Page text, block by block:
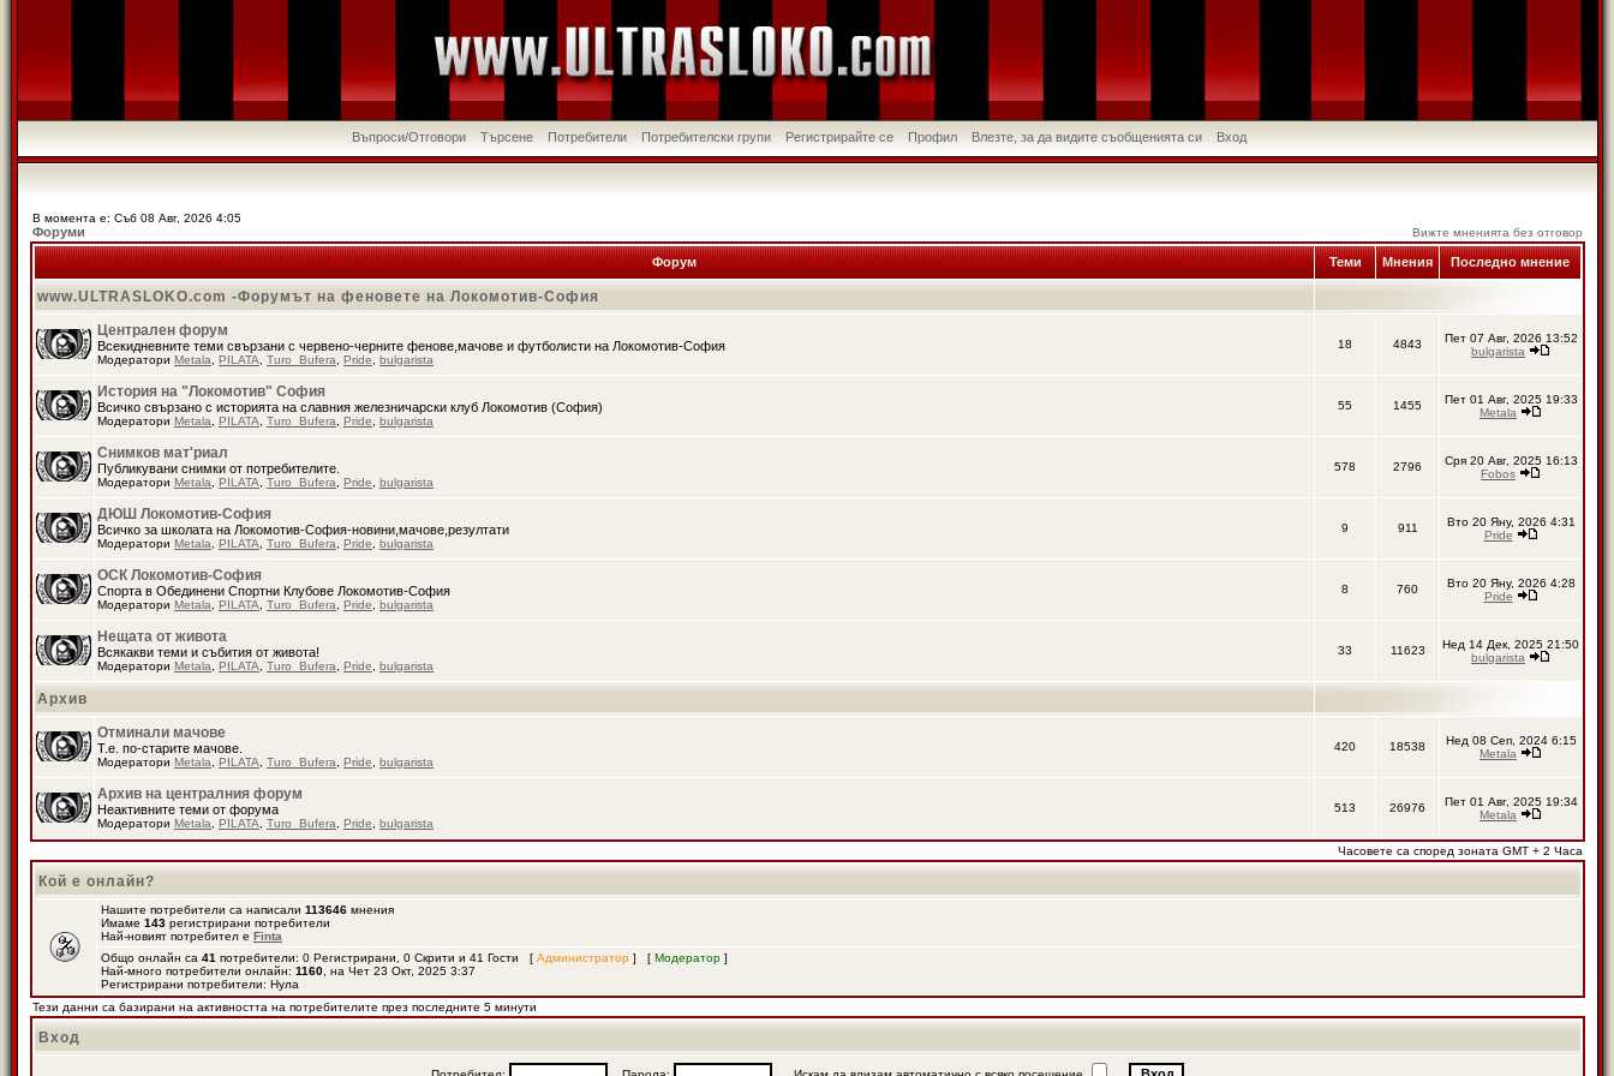
Въпроси/Отговори Търсене Потребители Потребителски групи Регистрирайте се Профил Влезте, за да видите съобщенията си Вход
В момента е: Съб 08 Авг, 2026 4:05
Форуми Вижте мненията без отговор
Форум Теми Мнения Последно мнение
www.ULTRASLOKO.com -Форумът на феновете на Локомотив-София
Централен форум
Всекидневните теми свързани с червено-черните фенове,мачове и футболисти на Локомотив-София
Модератори Metala PILATA Turo_Bufera Pride bulgarista
18 4843
Пет 07 Авг, 2026 13:52
bulgarista
История на "Локомотив" София
Всичко свързано с историята на славния железничарски клуб Локомотив (София)
Модератори Metala PILATA Turo_Bufera Pride bulgarista
55 1455
Пет 01 Авг, 2025 19:33
Metala
Снимков мат'риал
Публикувани снимки от потребителите.
Модератори Metala PILATA Turo_Bufera Pride bulgarista
578 2796
Сря 20 Авг, 2025 16:13
Fobos
ДЮШ Локомотив-София
Всичко за школата на Локомотив-София-новини,мачове,резултати
Модератори Metala PILATA Turo_Bufera Pride bulgarista
9 911
Вто 20 Яну, 2026 4:31
Pride
ОСК Локомотив-София
Спорта в Обединени Спортни Клубове Локомотив-София
Модератори Metala PILATA Turo_Bufera Pride bulgarista
8 760
Вто 20 Яну, 2026 4:28
Pride
Нещата от живота
Всякакви теми и събития от живота!
Модератори Metala PILATA Turo_Bufera Pride bulgarista
33 11623
Нед 14 Дек, 2025 21:50
bulgarista
Архив
Отминали мачове
Т.е. по-старите мачове.
Модератори Metala PILATA Turo_Bufera Pride bulgarista
420 18538
Нед 08 Сеп, 2024 6:15
Metala
Архив на централния форум
Неактивните теми от форума
Модератори Metala PILATA Turo_Bufera Pride bulgarista
513 26976
Пет 01 Авг, 2025 19:34
Metala
Часовете са според зоната GMT + 2 Часа
Кой е онлайн?
Нашите потребители са написали 113646 мнения
Имаме 143 регистрирани потребители
Най-новият потребител е Finta
Общо онлайн са 41 потребители: 0 Регистрирани, 0 Скрити и 41 Гости [ Администратор ] [ Модератор ]
Най-много потребители онлайн: 1160 , на Чет 23 Окт, 2025 3:37
Регистрирани потребители: Нула
Тези данни са базирани на активността на потребителите през последните 5 минути
Вход